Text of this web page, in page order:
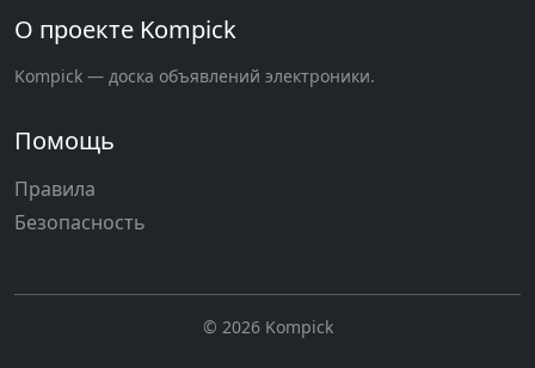
О проекте Kompick
Kompick — доска объявлений электроники.
Помощь
Правила
Безопасность
© 2026 Kompick